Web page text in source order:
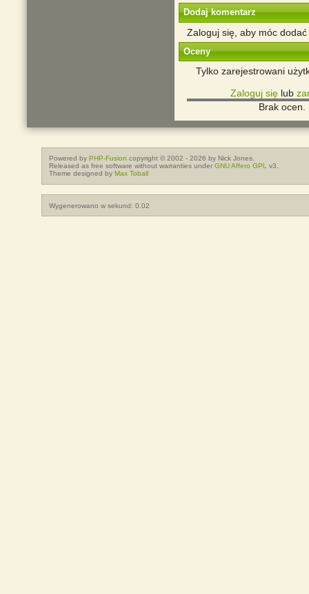
Dodaj komentarz
Zaloguj się, aby móc
Oceny
Tylko zarejestrowani
Zaloguj sięlub
Brak ocen.
Powered byPHP-Fusion copyright © 2002 - 2026 by Nick Jones.
Released as free software without warranties underGNU Affero GPL
v3.
Theme designed byMax Toball
Wygenerowano w sekund: 0.02